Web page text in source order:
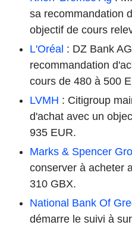
sa recommandation
objectif de cours
L'Oréal : DZ Bank
recommandation
cours de 480 à 500
LVMH : Citigroup
d'achat avec un
935 EUR.
Marks & Spencer
conserver à acheter
310 GBX.
National Bank Of
démarre le suivi à